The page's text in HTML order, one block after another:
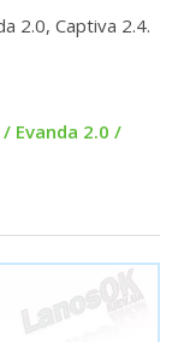
2.0, Captiva 2.4.
Evanda 2.0 /